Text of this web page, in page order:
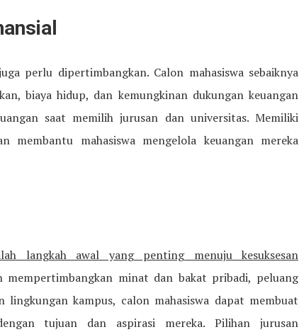
perlu dipertimbangkan. Calon mahasiswa sebaiknya
biaya hidup, dan kemungkinan dukungan keuangan
saat memilih jurusan dan universitas. Memiliki
membantu mahasiswa mengelola keuangan mereka
langkah awal yang penting menuju kesuksesan
mempertimbangkan minat dan bakat pribadi, peluang
kampus, calon mahasiswa dapat membuat
tujuan dan aspirasi mereka. Pilihan jurusan